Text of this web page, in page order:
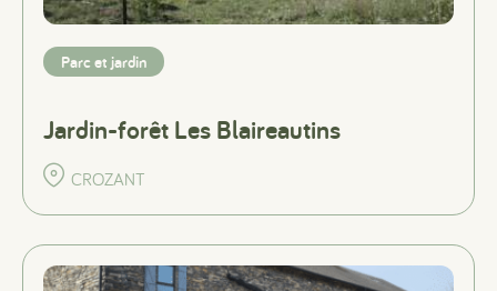
Parc et jardin
Jardin-forêt Les Blaireautins
CROZANT